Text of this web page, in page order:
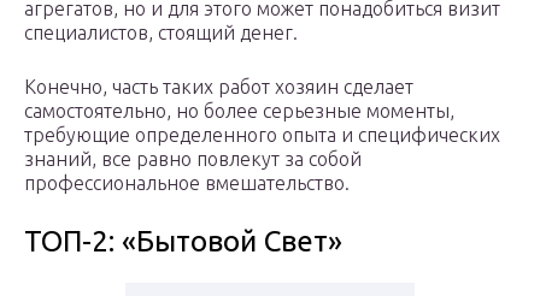
агрегатов, но и для этого может понадобиться визит
специалистов, стоящий денег.
Конечно, часть таких работ хозяин сделает
самостоятельно, но более серьезные моменты,
требующие определенного опыта и специфических
знаний, все равно повлекут за собой
профессиональное вмешательство.
ТОП-2: «Бытовой Свет»